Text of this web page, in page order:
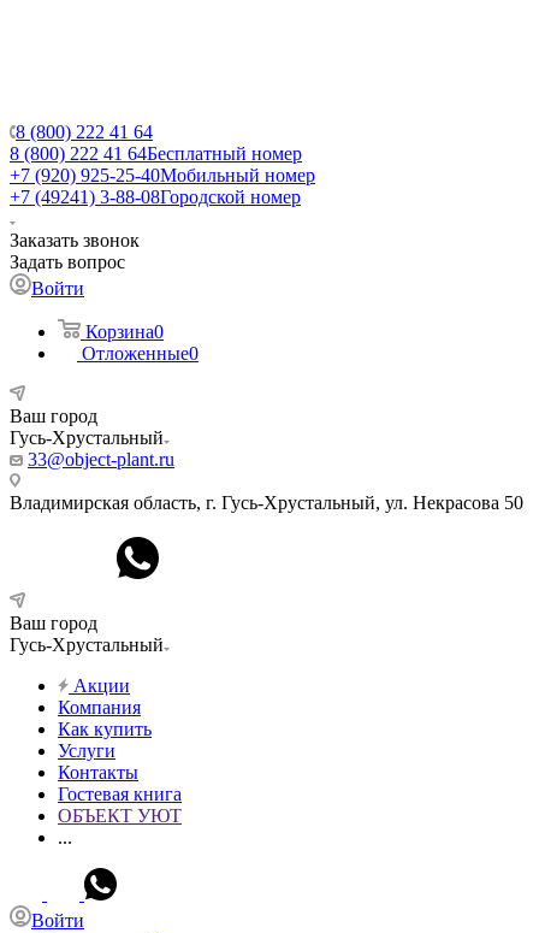
8 (800) 222 41 64
8 (800) 222 41 64Бесплатный номер
+7 (920) 925-25-40Мобильный номер
+7 (49241) 3-88-08Городской номер
Заказать звонок
Задать вопрос
Войти
Корзина0
Отложенные0
Ваш город
Гусь-Хрустальный
33@object-plant.ru
Владимирская область, г. Гусь-Хрустальный, ул. Некрасова 50
Ваш город
Гусь-Хрустальный
Акции
Компания
Как купить
Услуги
Контакты
Гостевая книга
ОБЪЕКТ УЮТ
...
Войти